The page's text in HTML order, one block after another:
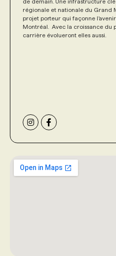
régionale et nationale du Grand
projet porteur qui façonne
Montréal. Avec la croissance du
carrière évolueront elles aussi.